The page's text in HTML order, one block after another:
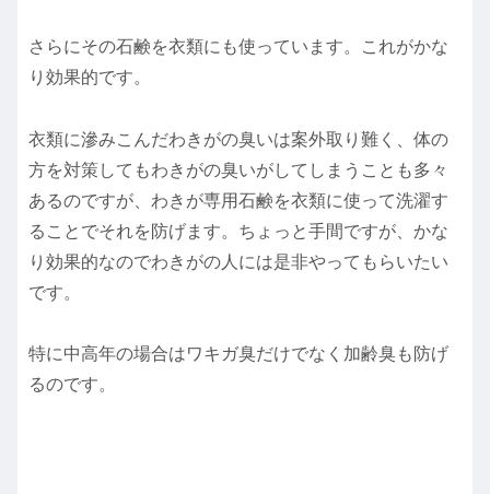
さらにその石鹸を衣類にも使っています。これがかな
り効果的です。
衣類に滲みこんだわきがの臭いは案外取り難く、体の
方を対策してもわきがの臭いがしてしまうことも多々
あるのですが、わきが専用石鹸を衣類に使って洗濯す
ることでそれを防げます。ちょっと手間ですが、かな
り効果的なのでわきがの人には是非やってもらいたい
です。
特に中高年の場合はワキガ臭だけでなく加齢臭も防げ
るのです。